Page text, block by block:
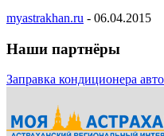
myastrakhan.ru - 06.04.2015
Наши партнёры
Заправка кондиционера